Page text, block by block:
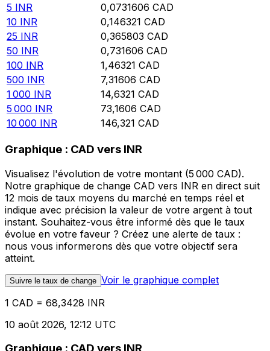
5 INR 0,0731606 CAD
10 INR 0,146321 CAD
25 INR 0,365803 CAD
50 INR 0,731606 CAD
100 INR 1,46321 CAD
500 INR 7,31606 CAD
1 000 INR 14,6321 CAD
5 000 INR 73,1606 CAD
10 000 INR 146,321 CAD
Graphique : CAD vers INR
Visualisez l'évolution de votre montant (5 000 CAD).
Notre graphique de change CAD vers INR en direct suit
12 mois de taux moyens du marché en temps réel et
indique avec précision la valeur de votre argent à tout
instant. Souhaitez-vous être informé dès que le taux
évolue en votre faveur ? Créez une alerte de taux :
nous vous informerons dès que votre objectif sera
atteint.
Suivre le taux de change Voir le graphique complet
1 CAD = 68,3428 INR
10 août 2026, 12:12 UTC